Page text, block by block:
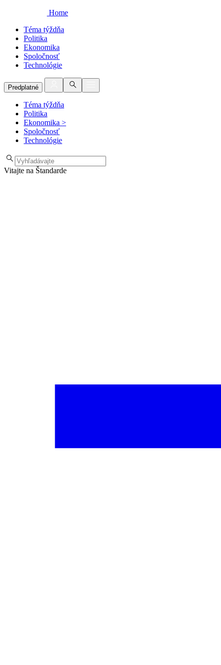
Home
Téma týždňa
Politika
Ekonomika
Spoločnosť
Technológie
Predplatné
Téma týždňa
Politika
Ekonomika >
Spoločnosť
Technológie
Vitajte na Štandarde